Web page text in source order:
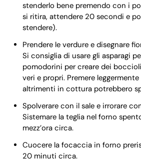
stenderlo bene premendo con i
si ritira, attendere 20 secondi e
stendere).
Prendere le verdure e disegnare
Si consiglia di usare gli asparagi
pomodorini per creare dei
veri e propri. Premere
altrimenti in cottura potrebbero
Spolverare con il sale e irrorare
Sistemare la teglia nel forno
mezz’ora circa.
Cuocere la focaccia in forno
20 minuti circa.